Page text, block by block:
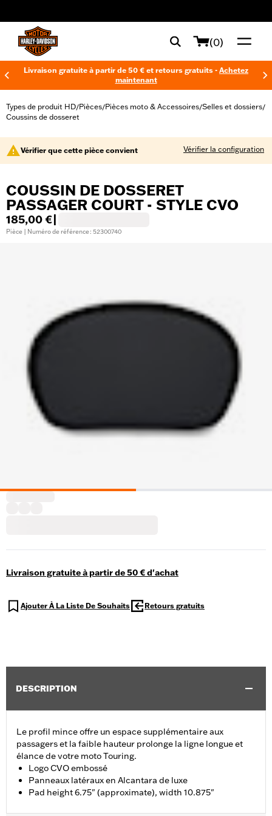
(0)
Livraison gratuite à partir de 50 € et retours gratuits - Achetez
maintenant
Types de produit HD/Pièces/Pièces moto & Accessoires/Selles et dossiers/
Coussins de dosseret
Vérifier que cette pièce convient Vérifier la configuration
COUSSIN DE DOSSERET
PASSAGER COURT - STYLE CVO
185,00 €
Pièce | Numéro de référence : 52300740
Livraison gratuite à partir de 50 € d'achat
Ajouter À La Liste De Souhaits Retours gratuits
DESCRIPTION
Le profil mince offre un espace supplémentaire aux
passagers et la faible hauteur prolonge la ligne longue et
élance de votre moto Touring.
Logo CVO embossé
Panneaux latéraux en Alcantara de luxe
Pad height 6.75" (approximate), width 10.875"